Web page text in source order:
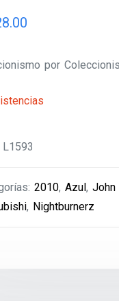
por
L1593
2010,Azul,
, Nightburnerz